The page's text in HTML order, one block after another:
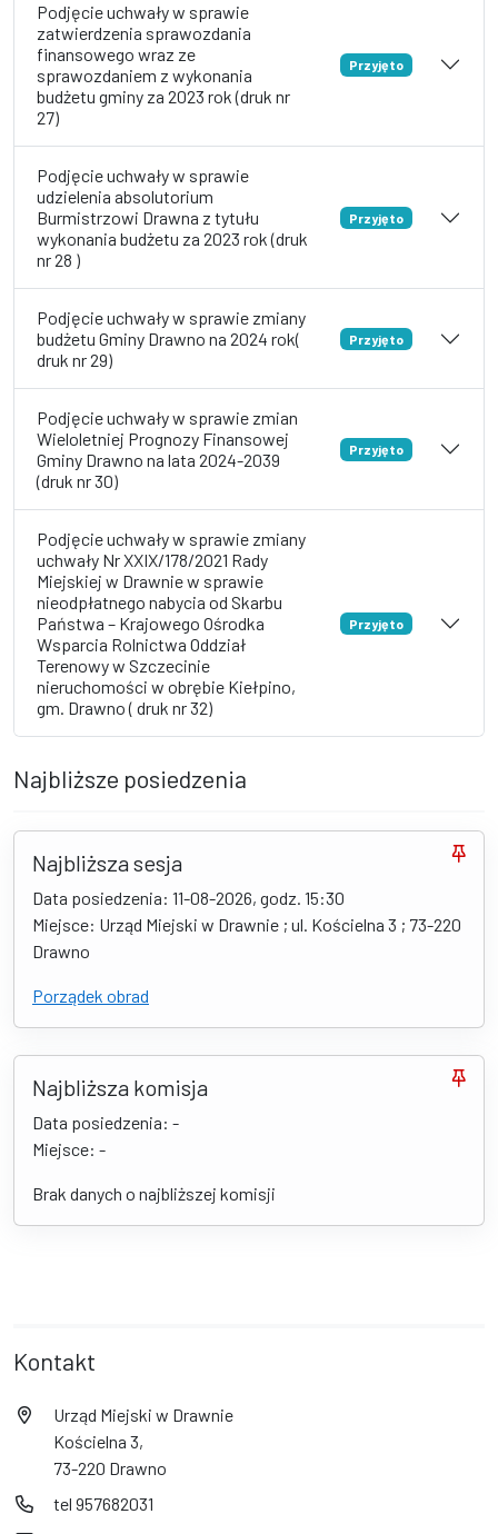
Podjęcie uchwały w sprawie
zatwierdzenia sprawozdania
finansowego wraz ze
sprawozdaniem z wykonania
budżetu gminy za 2023 rok (druk nr
27)
Przyjęto
Podjęcie uchwały w sprawie
udzielenia absolutorium
Burmistrzowi Drawna z tytułu
wykonania budżetu za 2023 rok (druk
nr 28 )
Przyjęto
Podjęcie uchwały w sprawie zmiany
budżetu Gminy Drawno na 2024 rok(
druk nr 29)
Przyjęto
Podjęcie uchwały w sprawie zmian
Wieloletniej Prognozy Finansowej
Gminy Drawno na lata 2024-2039
(druk nr 30)
Przyjęto
Podjęcie uchwały w sprawie zmiany
uchwały Nr XXIX/178/2021 Rady
Miejskiej w Drawnie w sprawie
nieodpłatnego nabycia od Skarbu
Państwa – Krajowego Ośrodka
Wsparcia Rolnictwa Oddział
Terenowy w Szczecinie
nieruchomości w obrębie Kiełpino,
gm. Drawno ( druk nr 32)
Przyjęto
Najbliższe posiedzenia
Najbliższa sesja
Data posiedzenia: 11-08-2026, godz. 15:30
Miejsce: Urząd Miejski w Drawnie ; ul. Kościelna 3 ; 73-220
Drawno
Porządek obrad
Najbliższa komisja
Data posiedzenia: -
Miejsce: -
Brak danych o najbliższej komisji
Kontakt
Urząd Miejski w Drawnie
Kościelna 3,
73-220 Drawno
tel 957682031